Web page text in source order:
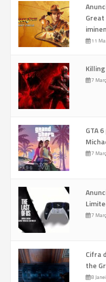
11
7
GTA
7
7
Cifra
the
8